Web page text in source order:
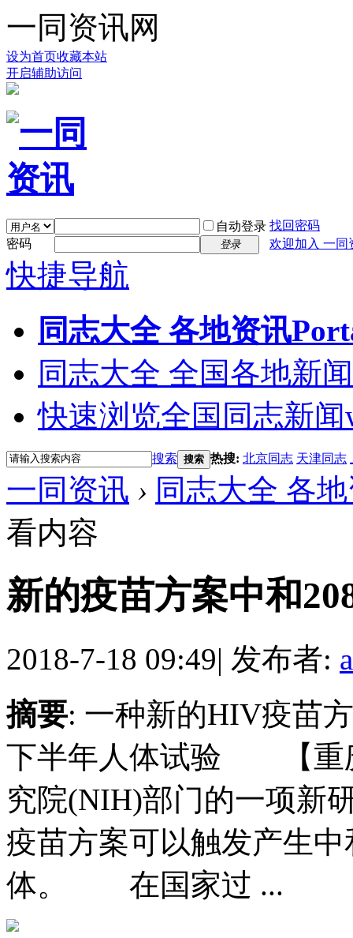
一同资讯网
设为首页收藏本站
开启辅助访问
自动登录 找回密码
密码
登录 欢迎加入 一同
快捷导航
同志大全 各地资讯
同志大全 全国各地新闻
快速浏览全国同志新闻
搜索 搜索 热搜: 北京同志 天津同志
一同资讯 › 同志大全 各
看内容
新的疫苗方案中和
2018-7-18 09:49| 发布者:
摘要: 一种新的HIV疫苗
下半年人体试验 【重
究院(NIH)部门的一项新
疫苗方案可以触发产生
体。 在国家过 ...